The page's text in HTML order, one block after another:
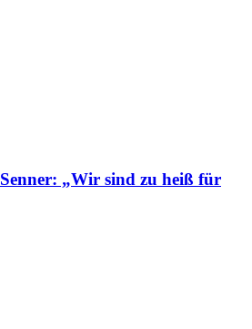
„Wir sind zu heiß für